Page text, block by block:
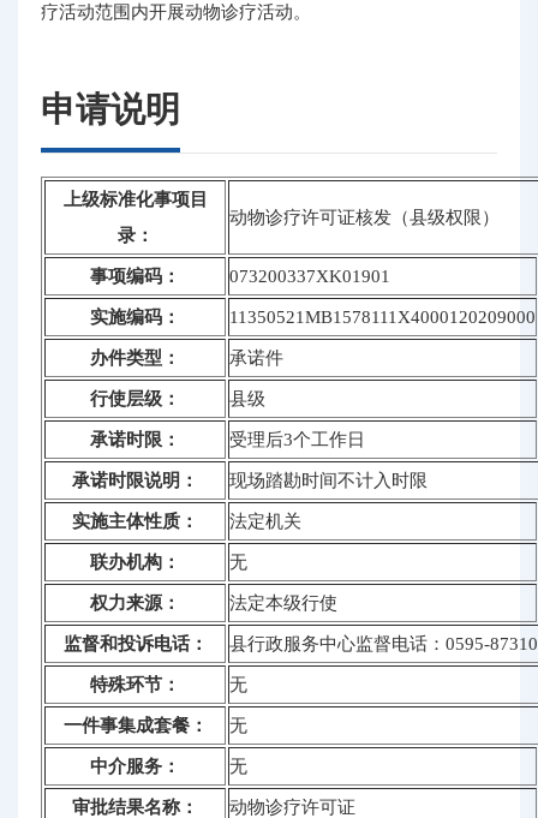
疗活动范围内开展动物诊疗活动。
申请说明
上级标准化事项目
录：
动物诊疗许可证核发（县级权限）
事项编码：
073200337XK01901
实施编码：
11350521MB1578111X4000120209000
办件类型：
承诺件
行使层级：
县级
承诺时限：
受理后3个工作日
承诺时限说明：
现场踏勘时间不计入时限
实施主体性质：
法定机关
联办机构：
无
权力来源：
法定本级行使
监督和投诉电话：
县行政服务中心监督电话：0595-
特殊环节：
无
一件事集成套餐：
无
中介服务：
无
审批结果名称：
动物诊疗许可证